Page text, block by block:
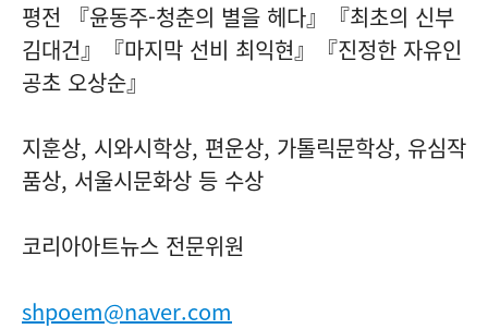
평전 『윤동주-청춘의 별을 헤다』『최초의 신부
김대건』『마지막 선비 최익현』『진정한 자유인
공초 오상순』
지훈상, 시와시학상, 편운상, 가톨릭문학상, 유심작
품상, 서울시문화상 등 수상
코리아아트뉴스 전문위원
shpoem@naver.com